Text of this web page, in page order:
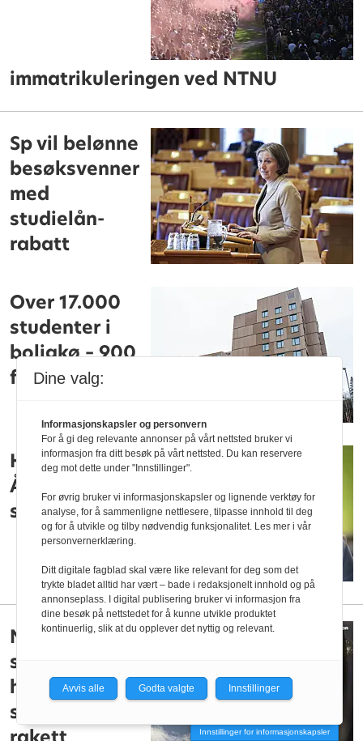
immatrikuleringen ved NTNU
Sp vil belønne
besøksvenner
med
studielån-
rabatt
Over 17.000
studenter i
boligkø – 900
flere enn i fjor
Hun er
Ålesunds nye
studentleder
NTNU-
studentene
har sendt opp
sin sjette
Innstillinger for informasjonskapsler
Dine valg:
Informasjonskapsler og personvern
For å gi deg relevante annonser på vårt nettsted bruker vi
informasjon fra ditt besøk på vårt nettsted. Du kan reservere
deg mot dette under "Innstillinger".
For øvrig bruker vi informasjonskapsler og lignende verktøy for
analyse, for å sammenligne nettlesere, tilpasse innhold til deg
og for å utvikle og tilby nødvendig funksjonalitet. Les mer i vår
personvernerklæring.
Ditt digitale fagblad skal være like relevant for deg som det
trykte bladet alltid har vært – bade i redaksjonelt innhold og på
annonseplass. I digital publisering bruker vi informasjon fra
dine besøk på nettstedet for å kunne utvikle produktet
kontinuerlig, slik at du opplever det nyttig og relevant.
Avvis alle Godta valgte Innstillinger